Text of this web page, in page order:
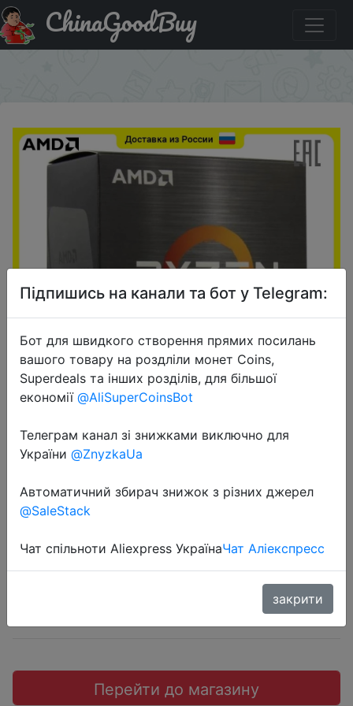
Паридбати з промокодом APRELCNAMI Процессор
AMD Ryzen 9 5950X Vermeer AM4 100-100000059WOF
ChinaGoodBuy
2022-04-17
Процессор AMD Ryzen 9 5950X
Vermeer AM4 100-100000059WOF
56774.7 руб.
"APRELCNAMI"
Перейти до магазину
Підпишись на канали та бот у Telegram:
Бот для швидкого створення прямих посилань
вашого товару на роздліли монет Coins,
Superdeals та інших розділів, для більшої
економії @AliSuperCoinsBot
Телеграм канал зі знижками виключно для
України @ZnyzkaUa
Автоматичний збирач знижок з різних джерел
@SaleStack
Чат спільноти Aliexpress УкраїнаЧат Аліекспресс
закрити